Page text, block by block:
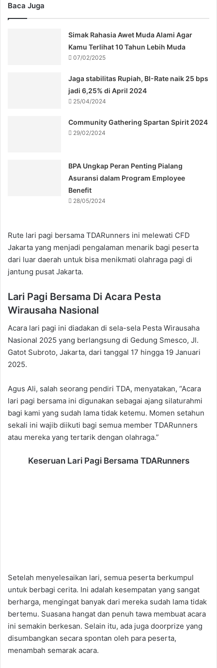
Baca Juga
Simak Rahasia Awet Muda Alami Agar
Kamu Terlihat 10 Tahun Lebih Muda
07/02/2025
Jaga stabilitas Rupiah, BI-Rate naik 25 bps
jadi 6,25% di April 2024
25/04/2024
Community Gathering Spartan Spirit 2024
29/02/2024
BPA Ungkap Peran Penting Pialang
Asuransi dalam Program Employee
Benefit
28/05/2024
Rute lari pagi bersama TDARunners ini melewati CFD
Jakarta yang menjadi pengalaman menarik bagi peserta
dari luar daerah untuk bisa menikmati olahraga pagi di
jantung pusat Jakarta.
Lari Pagi Bersama Di Acara Pesta
Wirausaha Nasional
Acara lari pagi ini diadakan di sela-sela Pesta Wirausaha
Nasional 2025 yang berlangsung di Gedung Smesco, Jl.
Gatot Subroto, Jakarta, dari tanggal 17 hingga 19 Januari
2025.
Agus Ali, salah seorang pendiri TDA, menyatakan, “Acara
lari pagi bersama ini digunakan sebagai ajang silaturahmi
bagi kami yang sudah lama tidak ketemu. Momen setahun
sekali ini wajib diikuti bagi semua member TDARunners
atau mereka yang tertarik dengan olahraga.”
Keseruan Lari Pagi Bersama TDARunners
Setelah menyelesaikan lari, semua peserta berkumpul
untuk berbagi cerita. Ini adalah kesempatan yang sangat
berharga, mengingat banyak dari mereka sudah lama tidak
bertemu. Suasana hangat dan penuh tawa membuat acara
ini semakin berkesan. Selain itu, ada juga doorprize yang
disumbangkan secara spontan oleh para peserta,
menambah semarak acara.